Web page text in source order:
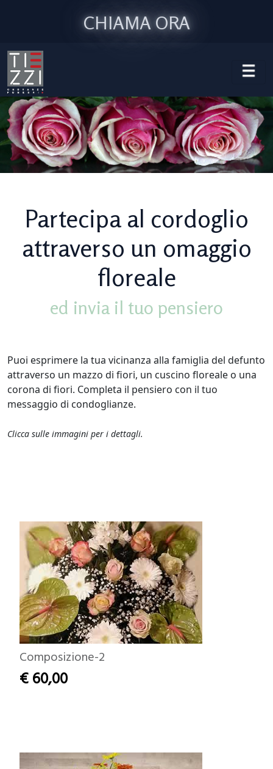
CHIAMA ORA
Partecipa al cordoglio
attraverso un omaggio
floreale
ed invia il tuo pensiero
Puoi esprimere la tua vicinanza alla famiglia del defunto
attraverso un mazzo di fiori, un cuscino floreale o una
corona di fiori. Completa il pensiero con il tuo
messaggio di condoglianze.
Clicca sulle immagini per i dettagli.
Composizione-2
€ 60,00